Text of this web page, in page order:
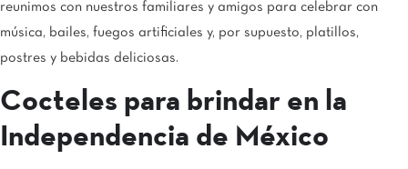
reunimos con nuestros familiares y amigos para celebrar con
música, bailes, fuegos artificiales y, por supuesto, platillos,
postres y bebidas deliciosas.
Cocteles para brindar en la
Independencia de México